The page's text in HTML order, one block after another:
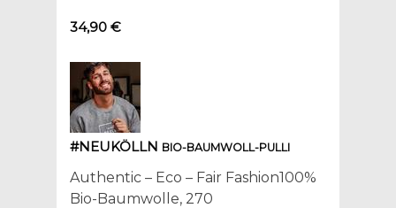
34,90 €
#NEUKÖLLN BIO-BAUMWOLL-PULLI
Authentic – Eco – Fair Fashion100%
Bio-Baumwolle, 270